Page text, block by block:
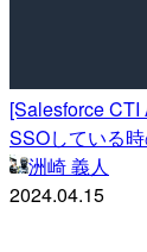
[Salesforce
SSOしている
洲崎 義人
2024.04.15